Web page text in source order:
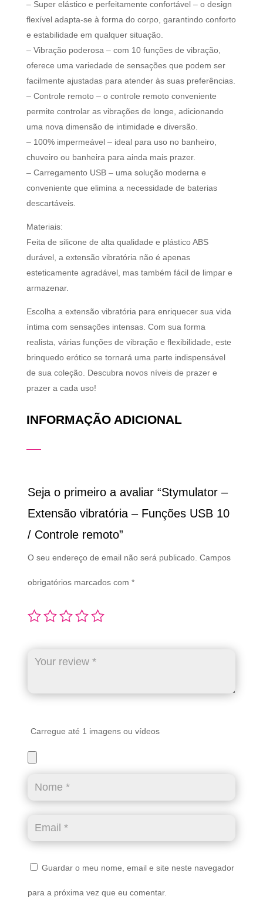
– Super elástico e perfeitamente confortável – o design
flexível adapta-se à forma do corpo, garantindo conforto
e estabilidade em qualquer situação.
– Vibração poderosa – com 10 funções de vibração,
oferece uma variedade de sensações que podem ser
facilmente ajustadas para atender às suas preferências.
– Controle remoto – o controle remoto conveniente
permite controlar as vibrações de longe, adicionando
uma nova dimensão de intimidade e diversão.
– 100% impermeável – ideal para uso no banheiro,
chuveiro ou banheira para ainda mais prazer.
– Carregamento USB – uma solução moderna e
conveniente que elimina a necessidade de baterias
descartáveis.
Materiais:
Feita de silicone de alta qualidade e plástico ABS
durável, a extensão vibratória não é apenas
esteticamente agradável, mas também fácil de limpar e
armazenar.
Escolha a extensão vibratória para enriquecer sua vida
íntima com sensações intensas. Com sua forma
realista, várias funções de vibração e flexibilidade, este
brinquedo erótico se tornará uma parte indispensável
de sua coleção. Descubra novos níveis de prazer e
prazer a cada uso!
INFORMAÇÃO ADICIONAL
Seja o primeiro a avaliar “Stymulator –
Extensão vibratória – Funções USB 10
/ Controle remoto”
O seu endereço de email não será publicado. Campos
obrigatórios marcados com *
Carregue até 1 imagens ou vídeos
Guardar o meu nome, email e site neste navegador
para a próxima vez que eu comentar.